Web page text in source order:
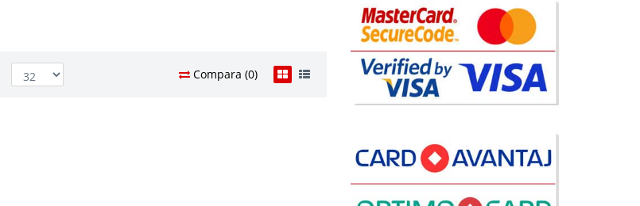
Compara (0)